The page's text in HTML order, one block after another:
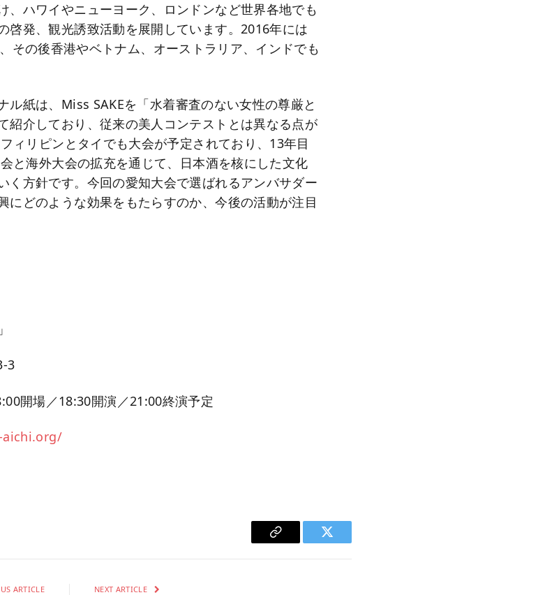
、ハワイやニューヨーク、ロンドンなど世界各地でも
啓発、観光誘致活動を展開しています。2016年には
その後香港やベトナム、オーストラリア、インドでも
ル紙は、Miss SAKEを「水着審査のない女性の尊厳と
紹介しており、従来の美人コンテストとは異なる点が
ィリピンとタイでも大会が予定されており、13年目
と海外大会の拡充を通じて、日本酒を核にした文化
く方針です。今回の愛知大会で選ばれるアンバサダー
にどのような効果をもたらすのか、今後の活動が注目
3
開場／18:30開演／21:00終演予定
Copy
Twitter
ARTICLE NEXT ARTICLE